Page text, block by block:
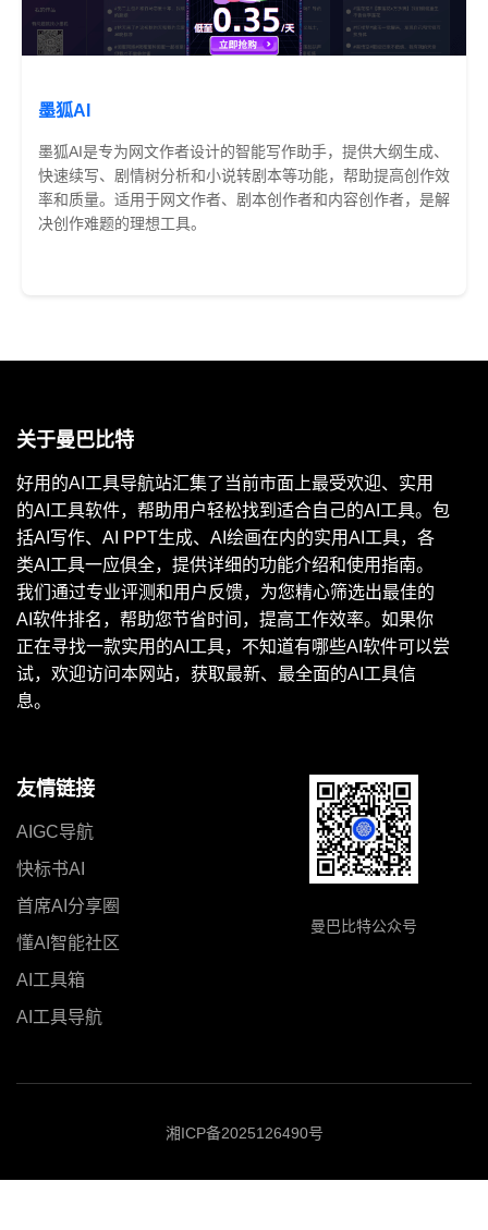
墨狐AI
墨狐AI是专为网文作者设计的智能写作助手，提供大纲生成、
快速续写、剧情树分析和小说转剧本等功能，帮助提高创作效
率和质量。适用于网文作者、剧本创作者和内容创作者，是解
决创作难题的理想工具。
关于曼巴比特
好用的AI工具导航站汇集了当前市面上最受欢迎、实用
的AI工具软件，帮助用户轻松找到适合自己的AI工具。包
括AI写作、AI PPT生成、AI绘画在内的实用AI工具，各
类AI工具一应俱全，提供详细的功能介绍和使用指南。
我们通过专业评测和用户反馈，为您精心筛选出最佳的
AI软件排名，帮助您节省时间，提高工作效率。如果你
正在寻找一款实用的AI工具，不知道有哪些AI软件可以尝
试，欢迎访问本网站，获取最新、最全面的AI工具信
息。
友情链接
AIGC导航
快标书AI
首席AI分享圈
懂AI智能社区
AI工具箱
AI工具导航
曼巴比特公众号
湘ICP备2025126490号